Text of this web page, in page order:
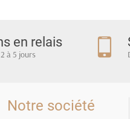
en relais
à 5 jours
Notre société